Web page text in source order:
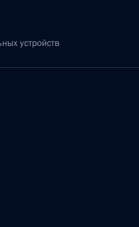
устройств